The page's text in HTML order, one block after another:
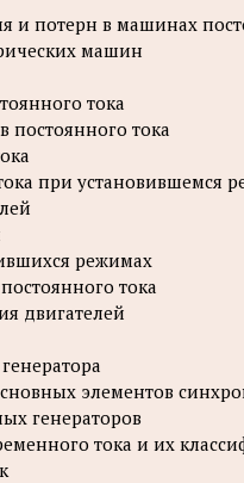
и потерн в машинах
машин
тока
постоянного тока
при установившемся
режимах
тока
двигателей
элементов
генераторов
тока и их